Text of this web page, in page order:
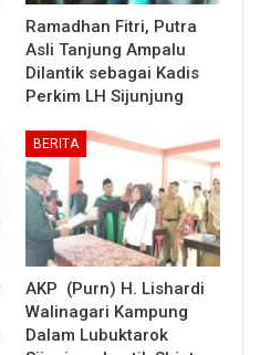
Ramadhan Fitri, Putra
Asli Tanjung Ampalu
Dilantik sebagai Kadis
Perkim LH Sijunjung
BERITA
AKP (Purn) H. Lishardi
Walinagari Kampung
Dalam Lubuktarok